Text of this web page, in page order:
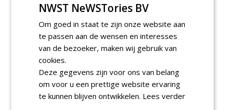
Proefveldmedewerker/
Chauffeur
landbouwmachines bij DSV
zaden Nederland B.V.
06-08-2026, Ven-Zelderheide
DSV zaden Nederland B.V.
06-08-2026, Ven-Zelderheide
Allround
NWST NeWSTories BV
Om goed in staat te zijn onze website aan
te passen aan de wensen en interesses
van de bezoeker, maken wij gebruik van
cookies.
Deze gegevens zijn voor ons van belang
om voor u een prettige website ervaring
te kunnen blijven ontwikkelen. Lees verder